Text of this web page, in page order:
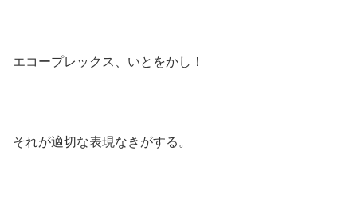
エコープレックス、いとをかし！
それが適切な表現なきがする。